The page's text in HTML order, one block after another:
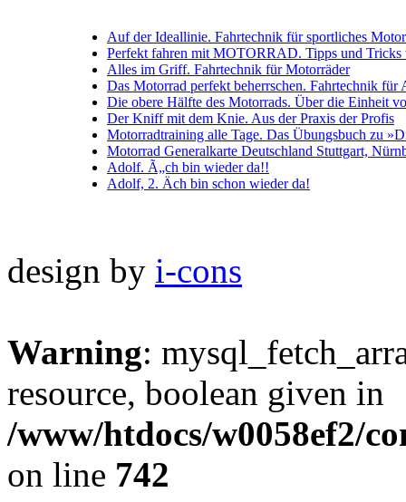
Auf der Ideallinie. Fahrtechnik für sportliches
Perfekt fahren mit MOTORRAD. Tipps und Tricks
Alles im Griff. Fahrtechnik für Motorräder
Das Motorrad perfekt beherrschen. Fahrtechnik für
Die obere Hälfte des Motorrads. Über die Einheit
Der Kniff mit dem Knie. Aus der Praxis der Profis
Motorradtraining alle Tage. Das Übungsbuch zu
Motorrad Generalkarte Deutschland Stuttgart,
Adolf. Ã„ch bin wieder da!!
Adolf, 2. Äch bin schon wieder da!
design by i-cons
Warning:
resource, boolean given in
/www/htdocs/w0058ef2/
on line 742